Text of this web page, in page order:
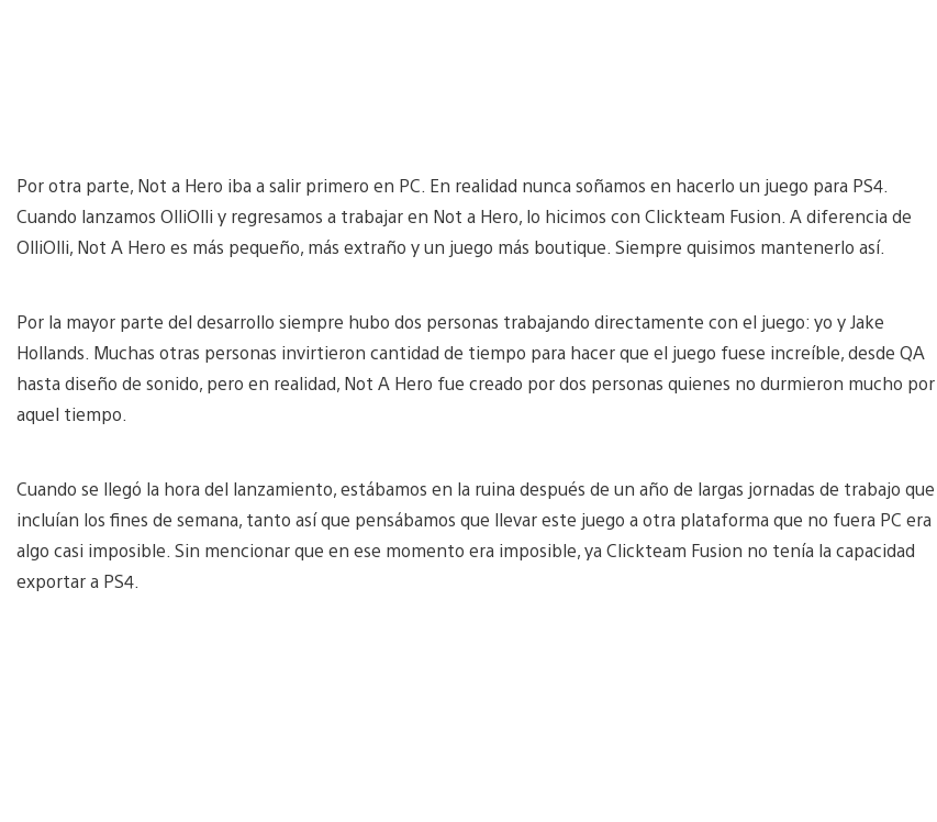
Por otra parte, Not a Hero iba a salir primero en PC. En realidad nunca soñamos en hacerlo un juego para PS4.
Cuando lanzamos OlliOlli y regresamos a trabajar en Not a Hero, lo hicimos con Clickteam Fusion. A diferencia de
OlliOlli, Not A Hero es más pequeño, más extraño y un juego más boutique. Siempre quisimos mantenerlo así.
Por la mayor parte del desarrollo siempre hubo dos personas trabajando directamente con el juego: yo y Jake
Hollands. Muchas otras personas invirtieron cantidad de tiempo para hacer que el juego fuese increíble, desde QA
hasta diseño de sonido, pero en realidad, Not A Hero fue creado por dos personas quienes no durmieron mucho por
aquel tiempo.
Cuando se llegó la hora del lanzamiento, estábamos en la ruina después de un año de largas jornadas de trabajo que
incluían los fines de semana, tanto así que pensábamos que llevar este juego a otra plataforma que no fuera PC era
algo casi imposible. Sin mencionar que en ese momento era imposible, ya Clickteam Fusion no tenía la capacidad
exportar a PS4.